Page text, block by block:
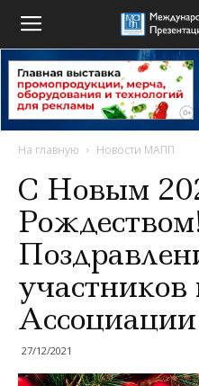
На главную Новости МАПП
С Новым
27/12/2021